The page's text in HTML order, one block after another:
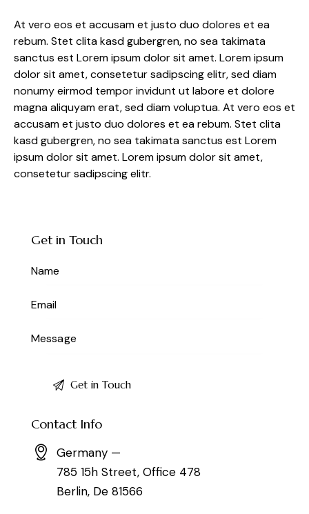
At vero eos et accusam et justo duo dolores et ea
rebum. Stet clita kasd gubergren, no sea takimata
sanctus est Lorem ipsum dolor sit amet. Lorem ipsum
dolor sit amet, consetetur sadipscing elitr, sed diam
nonumy eirmod tempor invidunt ut labore et dolore
magna aliquyam erat, sed diam voluptua. At vero eos et
accusam et justo duo dolores et ea rebum. Stet clita
kasd gubergren, no sea takimata sanctus est Lorem
ipsum dolor sit amet. Lorem ipsum dolor sit amet,
consetetur sadipscing elitr.
Get in Touch
Contact Info
Germany —
785 15h Street, Office 478
Berlin, De 81566